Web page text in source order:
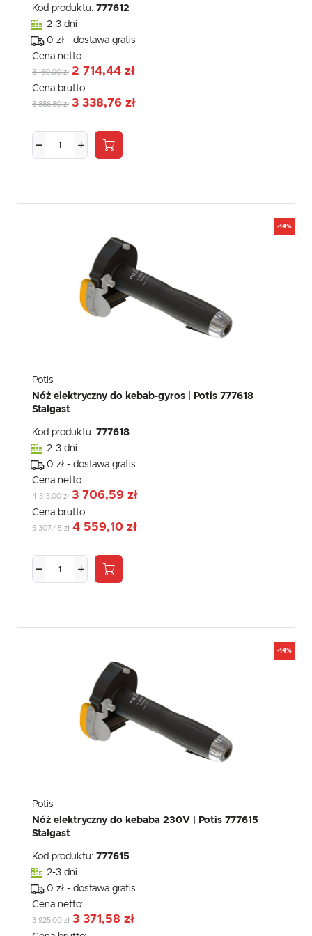
Kod produktu: 777612
2-3 dni
0 zł - dostawa gratis
Cena netto:
3 160,00 zł 2 714,44 zł
Cena brutto:
3 886,80 zł 3 338,76 zł
-14%
Potis
Nóż elektryczny do kebab-gyros | Potis 777618
Stalgast
Kod produktu: 777618
2-3 dni
0 zł - dostawa gratis
Cena netto:
4 315,00 zł 3 706,59 zł
Cena brutto:
5 307,45 zł 4 559,10 zł
-14%
Potis
Nóż elektryczny do kebaba 230V | Potis 777615
Stalgast
Kod produktu: 777615
2-3 dni
0 zł - dostawa gratis
Cena netto:
3 925,00 zł 3 371,58 zł